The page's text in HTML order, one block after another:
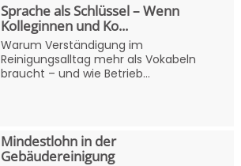
Sprache als Schlüssel – Wenn
Kolleginnen und Ko...
Warum Verständigung im
Reinigungsalltag mehr als Vokabeln
braucht – und wie Betrieb...
Mindestlohn in der
Gebäudereinigung